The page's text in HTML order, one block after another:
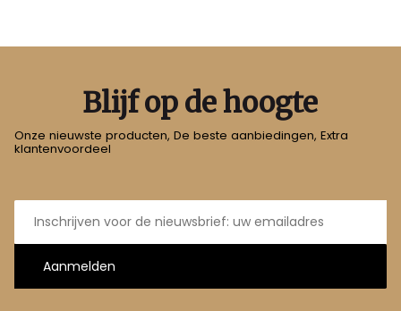
Blijf op de hoogte
Onze nieuwste producten, De beste aanbiedingen, Extra
klantenvoordeel
E-
mailadres
Aanmelden